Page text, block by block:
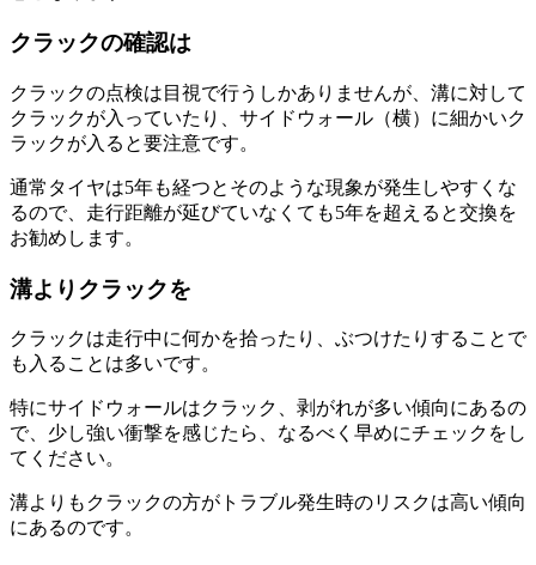
クラックの確認は
クラックの点検は目視で行うしかありませんが、溝に対して
クラックが入っていたり、サイドウォール（横）に細かいク
ラックが入ると要注意です。
通常タイヤは5年も経つとそのような現象が発生しやすくな
るので、走行距離が延びていなくても5年を超えると交換を
お勧めします。
溝よりクラックを
クラックは走行中に何かを拾ったり、ぶつけたりすることで
も入ることは多いです。
特にサイドウォールはクラック、剥がれが多い傾向にあるの
で、少し強い衝撃を感じたら、なるべく早めにチェックをし
てください。
溝よりもクラックの方がトラブル発生時のリスクは高い傾向
にあるのです。